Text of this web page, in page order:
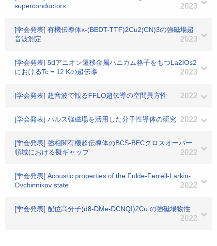
superconductors
2023
[学会発表] 有機伝導体κ-(BEDT-TTF)2Cu2(CN)3の強磁場超
音波測定
2023
[学会発表] 5dアニオン遷移金属ハニカム格子をもつLa2IOs2
におけるTc = 12 Kの超伝導
2023
[学会発表] 超音波で観るFFLO超伝導の空間異方性 2022
[学会発表] パルス強磁場を活用した分子性導体の研究 2022
[学会発表] 強相関有機超伝導体のBCS-BECクロスオーバー
領域における擬ギャップ
2022
[学会発表] Acoustic properties of the Fulde-Ferrell-Larkin-
Ovchinnikov state
2022
[学会発表] 配位高分子(d8-DMe-DCNQI)2Cu の強磁場物性
2022